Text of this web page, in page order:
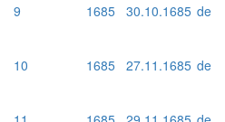
9 1685 30.10.1685 de
10 1685 27.11.1685 de